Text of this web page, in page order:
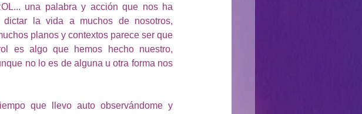
una palabra y acción que nos ha
dictar la vida a muchos de nosotros,
planos y contextos parece ser que
es algo que hemos hecho nuestro,
no lo es de alguna u otra forma nos
que llevo auto observándome y